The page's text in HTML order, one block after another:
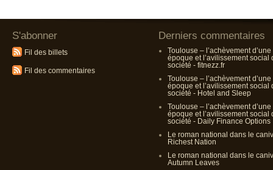
S'abonner
Fil des billets
Fil des commentaires
Derniers commentaires
Toulouse – l’achèvement d’une
époque et l’avilissement social
société - fitnezz.fr
Toulouse – l’achèvement d’une
époque et l’avilissement social
société - Hotel and Sleep
Toulouse – l’achèvement d’une
époque et l’avilissement social
société - Daily Finance Options
Le roman national dans le
Richest Nation
Le roman national dans le
Autumn Leaves